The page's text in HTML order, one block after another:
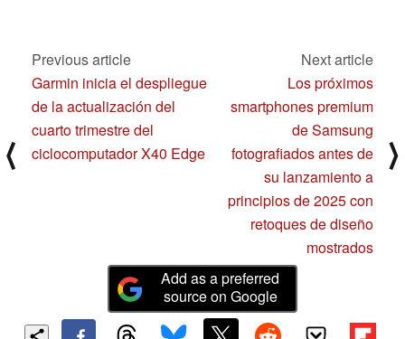
⟨
Previous article
Garmin inicia el despliegue
de la actualización del
cuarto trimestre del
ciclocomputador X40 Edge
Next article
Los próximos
smartphones premium
de Samsung
fotografiados antes de
su lanzamiento a
principios de 2025 con
retoques de diseño
mostrados
⟩
Add as a preferred
source on Google